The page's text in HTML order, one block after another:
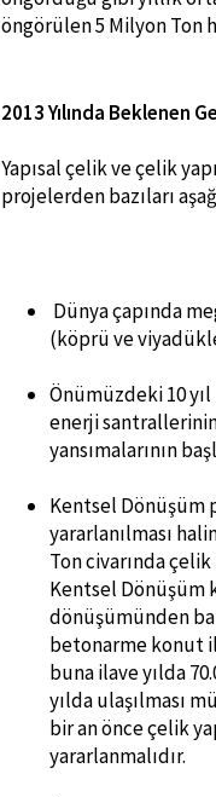
öngörülen 5 Milyon Ton
2013 Yılında Beklenen
Yapısal çelik ve çelik
projelerden bazıları
Dünya çapında
(köprü ve
Önümüzdeki 10
enerji
yansımalarının
Kentsel Dönüşüm
yararlanılması
Ton civarında
Kentsel Dönüşüm
dönüşümünden
betonarme konut
buna ilave yılda
yılda ulaşılması
bir an önce çelik
yararlanmalıdır.